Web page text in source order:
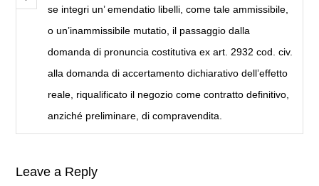
se integri un’ emendatio libelli, come tale ammissibile,
o un’inammissibile mutatio, il passaggio dalla
domanda di pronuncia costitutiva ex art. 2932 cod. civ.
alla domanda di accertamento dichiarativo dell’effetto
reale, riqualificato il negozio come contratto definitivo,
anziché preliminare, di compravendita.
Leave a Reply